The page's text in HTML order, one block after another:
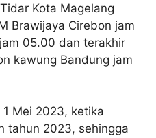
Kota Magelang
Brawijaya Cirebon jam
05.00 dan terakhir
kawung Bandung jam
Mei 2023, ketika
tahun 2023, sehingga